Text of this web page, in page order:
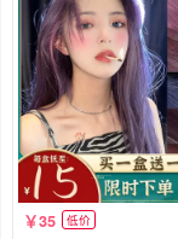
35 低价